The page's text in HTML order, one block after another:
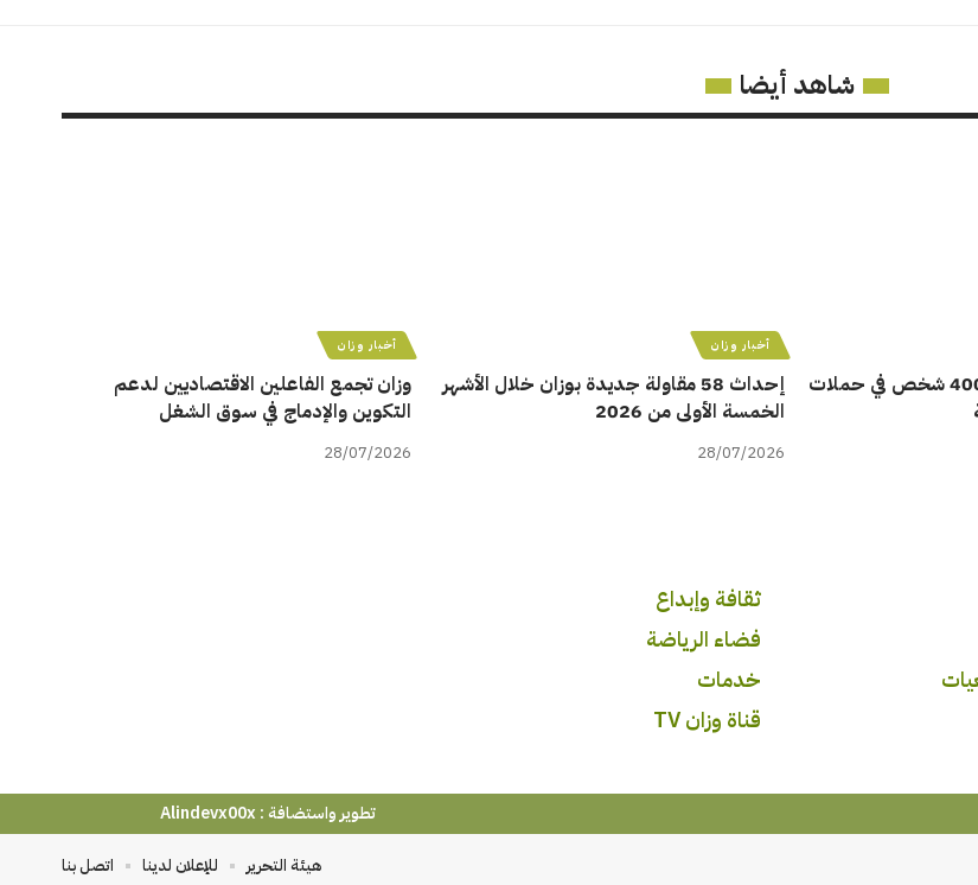
شاهد أيضا
أمن تطوان يوقف نحو 400 شخص في حملات
أخبار وزان
إحداث 58 مقاولة جديدة بوزان خلال الأشهر
الخمسة الأولى من 2026
28/07/2026
أخبار وزان
وزان تجمع الفاعلين الاقتصاديين لدعم
التكوين والإدماج في سوق الشغل
28/07/2026
ثقافة وإبداع
فضاء الرياضة
خدمات
قناة وزان TV
تطوير واستضافة : Alindevx00x
هيئة التحرير للإعلان لدينا اتصل بنا